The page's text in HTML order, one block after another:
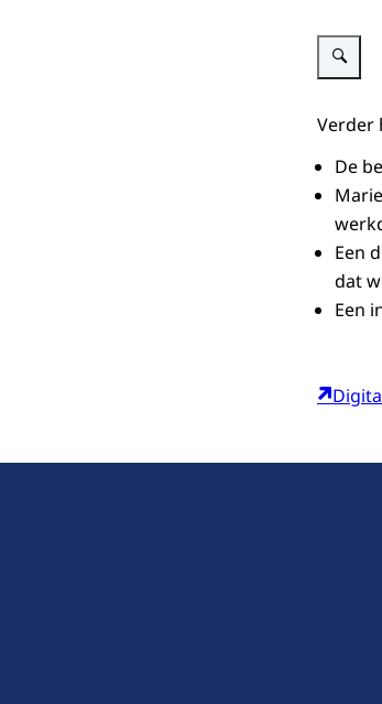
Vergroot
Verder
De
Een
dat
Een